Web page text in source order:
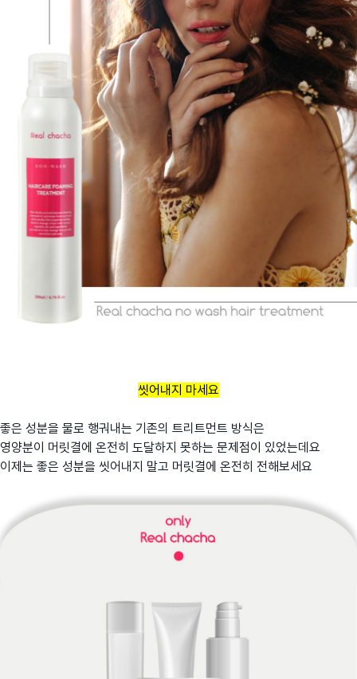
씻어내지 마세요
좋은 성분을 물로 행궈내는 기존의 트리트먼트 방식은
영양분이 머릿결에 온전히 도달하지 못하는 문제점이 있었는데요
이제는 좋은 성분을 씻어내지 말고 머릿결에 온전히 전해보세요